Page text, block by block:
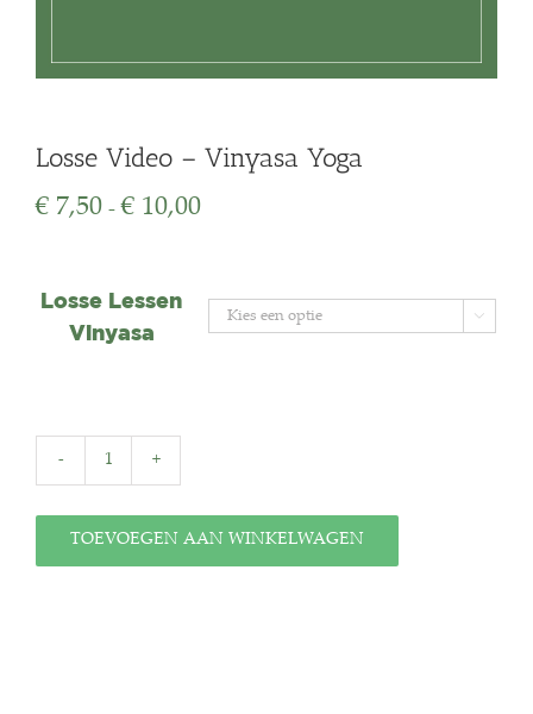
Losse Video – Vinyasa Yoga
€ 7,50 - € 10,00Prijsklasse:
€ 10,00
Losse Lessen
Vinyasa

-
Vinyasa
TOEVOEGEN AAN WINKELWAGEN